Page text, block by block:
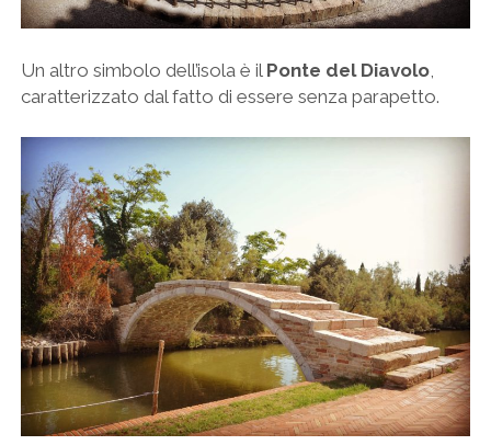
Un altro simbolo dell’isola è il Ponte del Diavolo,
caratterizzato dal fatto di essere senza parapetto.